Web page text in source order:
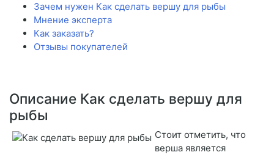
Зачем нужен Как сделать вершу для рыбы
Мнение эксперта
Как заказать?
Отзывы покупателей
Описание Как сделать вершу для
рыбы
Стоит отметить, что
верша является